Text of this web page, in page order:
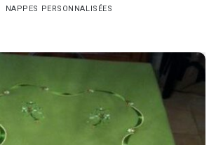
NAPPES PERSONNALISÉES